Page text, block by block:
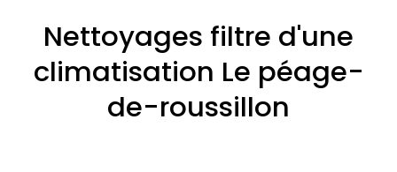
Nettoyages filtre d'une
climatisation Le péage-
de-roussillon